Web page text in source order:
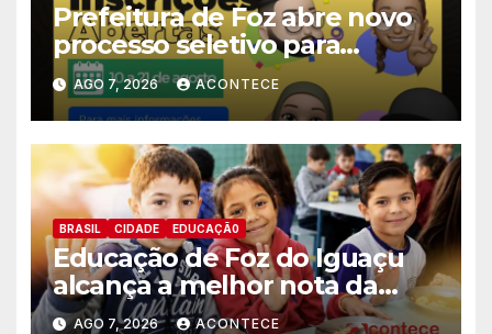
Prefeitura de Foz abre novo
processo seletivo para
estagiários
AGO 7, 2026 ACONTECE
BRASIL CIDADE EDUCAÇÃ0
Educação de Foz do Iguaçu
alcança a melhor nota da
história no IDEB
AGO 7, 2026 ACONTECE